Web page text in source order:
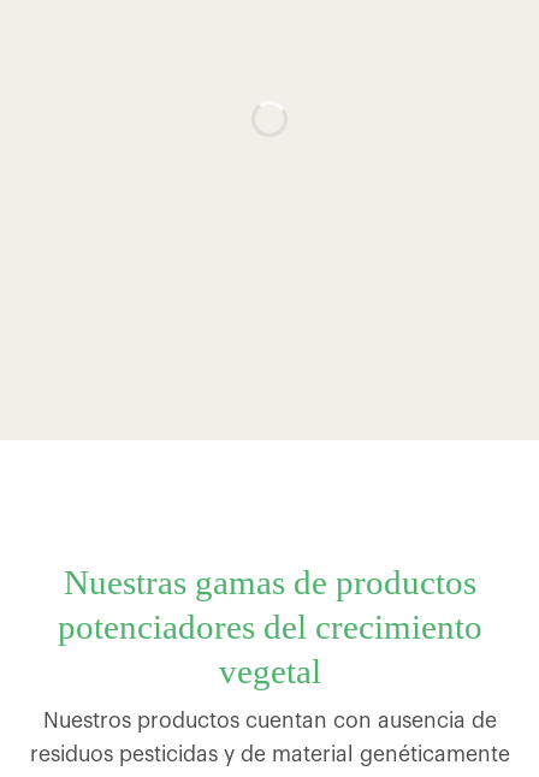
Nuestras gamas de productos
potenciadores del crecimiento
vegetal
Nuestros productos cuentan con ausencia de
residuos pesticidas y de material genéticamente